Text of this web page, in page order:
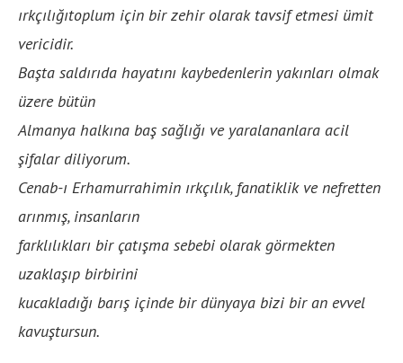
ırkçılığıtoplum için bir zehir olarak tavsif etmesi ümit
vericidir.
Başta saldırıda hayatını kaybedenlerin yakınları olmak
üzere bütün
Almanya halkına baş sağlığı ve yaralananlara acil
şifalar diliyorum.
Cenab-ı Erhamurrahimin ırkçılık, fanatiklik ve nefretten
arınmış, insanların
farklılıkları bir çatışma sebebi olarak görmekten
uzaklaşıp birbirini
kucakladığı barış içinde bir dünyaya bizi bir an evvel
kavuştursun.